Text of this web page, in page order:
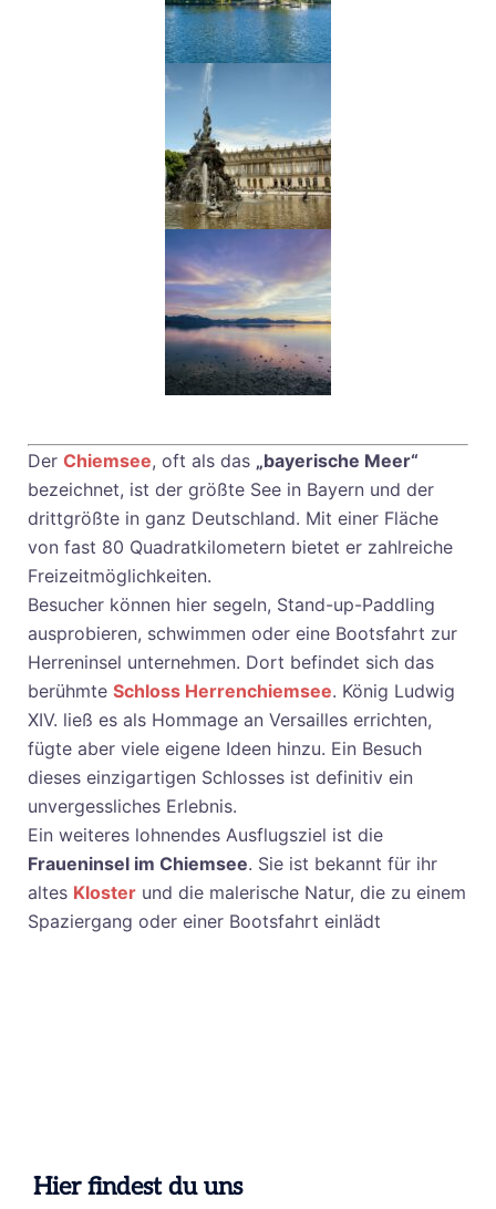
Der Chiemsee, oft als das „bayerische Meer“
bezeichnet, ist der größte See in Bayern und der
drittgrößte in ganz Deutschland. Mit einer Fläche
von fast 80 Quadratkilometern bietet er zahlreiche
Freizeitmöglichkeiten.
Besucher können hier segeln, Stand-up-Paddling
ausprobieren, schwimmen oder eine Bootsfahrt zur
Herreninsel unternehmen. Dort befindet sich das
berühmte Schloss Herrenchiemsee. König Ludwig
XIV. ließ es als Hommage an Versailles errichten,
fügte aber viele eigene Ideen hinzu. Ein Besuch
dieses einzigartigen Schlosses ist definitiv ein
unvergessliches Erlebnis.
Ein weiteres lohnendes Ausflugsziel ist die
Fraueninsel im Chiemsee. Sie ist bekannt für ihr
altes Kloster und die malerische Natur, die zu einem
Spaziergang oder einer Bootsfahrt einlädt
Hier findest du uns